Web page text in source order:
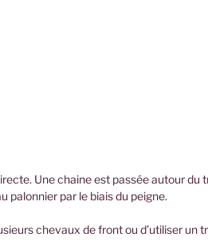
Une chaine est passée autour du
palonnier par le biais du peigne.
chevaux de front ou d’utiliser un